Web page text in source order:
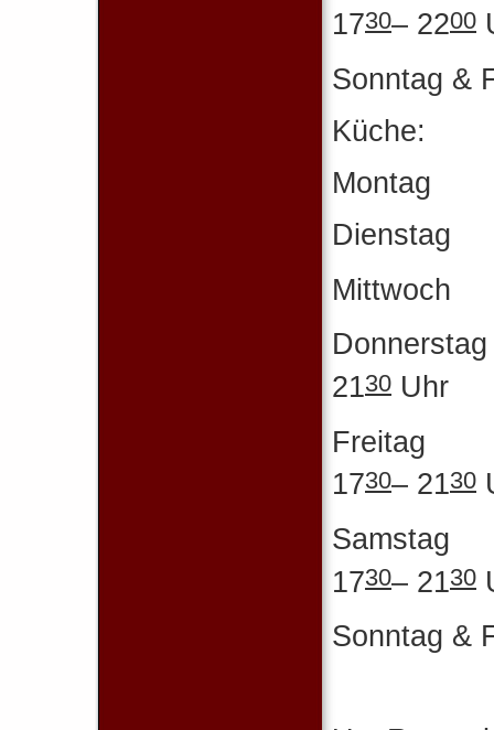
1730– 2200
Sonntag &
Küche:
2130 Uhr
1730– 2130
1730– 2130
Sonntag